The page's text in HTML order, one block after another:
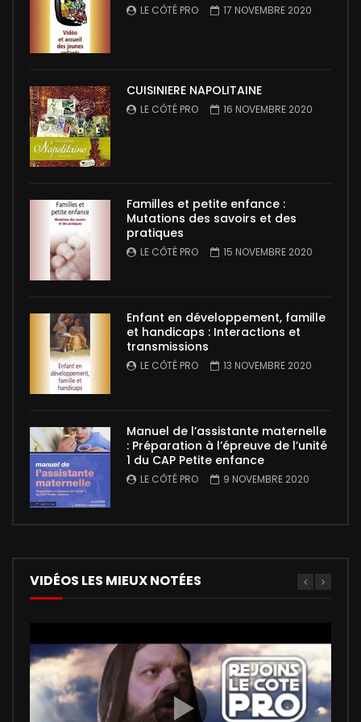
LE CÔTÉ PRO 17 NOVEMBRE 2020
CUISINIERE NAPOLITAINE
LE CÔTÉ PRO 16 NOVEMBRE 2020
Familles et petite enfance :
Mutations des savoirs et des
pratiques
LE CÔTÉ PRO 15 NOVEMBRE 2020
Enfant en développement, famille
et handicaps : Interactions et
transmissions
LE CÔTÉ PRO 13 NOVEMBRE 2020
Manuel de l’assistante maternelle
: Préparation à l’épreuve de l’unité
1 du CAP Petite enfance
LE CÔTÉ PRO 9 NOVEMBRE 2020
VIDÉOS LES MIEUX NOTÉES